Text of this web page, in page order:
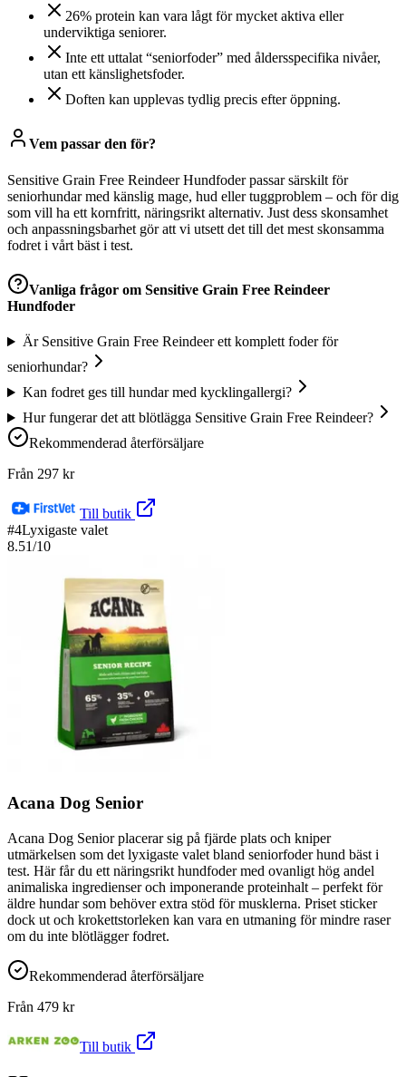
26% protein kan vara lågt för mycket aktiva eller
underviktiga seniorer.
Inte ett uttalat “seniorfoder” med åldersspecifika nivåer,
utan ett känslighetsfoder.
Doften kan upplevas tydlig precis efter öppning.
Vem passar den för?
Sensitive Grain Free Reindeer Hundfoder passar särskilt för
seniorhundar med känslig mage, hud eller tuggproblem – och för dig
som vill ha ett kornfritt, näringsrikt alternativ. Just dess skonsamhet
och anpassningsbarhet gör att vi utsett det till det mest skonsamma
fodret i vårt bäst i test.
Vanliga frågor om Sensitive Grain Free Reindeer
Hundfoder
Är Sensitive Grain Free Reindeer ett komplett foder för
seniorhundar?
Kan fodret ges till hundar med kycklingallergi?
Hur fungerar det att blötlägga Sensitive Grain Free Reindeer?
Rekommenderad återförsäljare
Från 297 kr
Till butik
#4Lyxigaste valet
8.51/10
Acana Dog Senior
Acana Dog Senior placerar sig på fjärde plats och kniper
utmärkelsen som det lyxigaste valet bland seniorfoder hund bäst i
test. Här får du ett näringsrikt hundfoder med ovanligt hög andel
animaliska ingredienser och imponerande proteinhalt – perfekt för
äldre hundar som behöver extra stöd för musklerna. Priset sticker
dock ut och krokettstorleken kan vara en utmaning för mindre raser
om du inte blötlägger fodret.
Rekommenderad återförsäljare
Från 479 kr
Till butik